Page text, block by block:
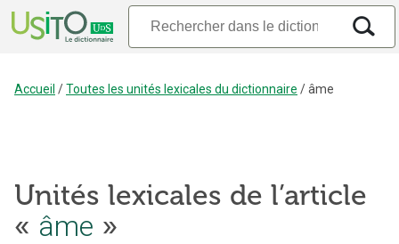
Accueil /Toutes les unités lexicales du dictionnaire /âme
Unités lexicales de l’article
« âme »